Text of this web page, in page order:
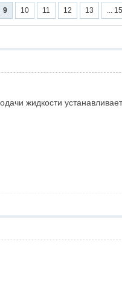
9 10 11 12 13 ... 15
жидкости